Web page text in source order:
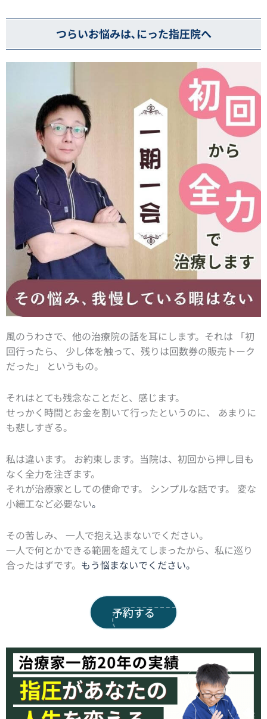
つらいお悩みは､にった指圧院へ
風のうわさで、他の治療院の話を耳にします。それは 「初
回行ったら、 少し体を触って、残りは回数券の販売トーク
だった」 というもの。
それはとても残念なことだと、感じます。
せっかく時間とお金を割いて行ったというのに、 あまりに
も悲しすぎる。
私は違います。 お約束します。当院は、初回から押し目も
なく全力を注ぎます。
それが治療家としての使命です。 シンプルな話です。 変な
小細工など必要ない。
その苦しみ、 一人で抱え込まないでください。
一人で何とかできる範囲を超えてしまったから、私に巡り
合ったはずです。 もう悩まないでください。
予約する